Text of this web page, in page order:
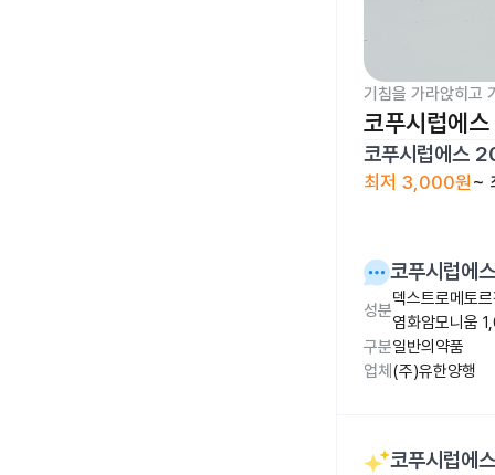
기침을 가라앉히고
코푸시럽에
코푸시럽에스
최저 3,000원 ~
코푸시럽에
성분
덱스트로메토
염화암모니움
구분일반의약품
업체 (주)유한양행
코푸시럽에